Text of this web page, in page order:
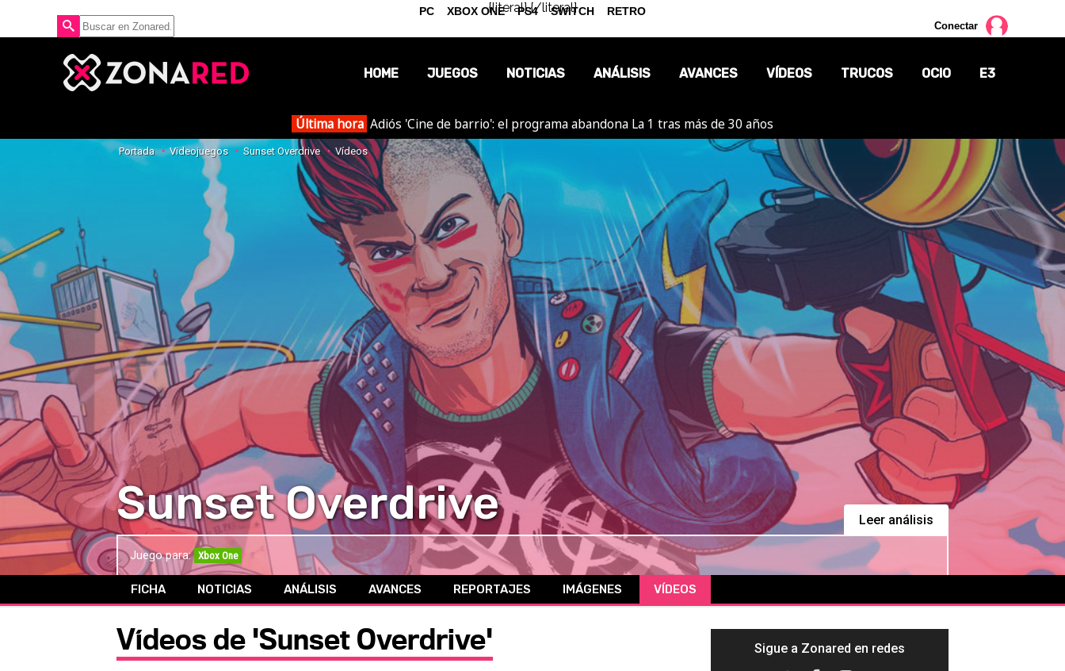
{literal}{/literal}
Conectar
HOME JUEGOS NOTICIAS
OPINIÓN
REPORTAJES
ANÁLISIS AVANCES VÍDEOS TRUCOS OCIO
CÓMICS
MANGA
E3
Última hora Adiós 'Cine de barrio': el programa abandona La 1 tras más de 30 años
Portada Videojuegos Sunset Overdrive Vídeos
Sunset Overdrive Leer análisis
Juego para: Xbox One
FICHA NOTICIAS ANÁLISIS AVANCES REPORTAJES IMÁGENES VÍDEOS
Vídeos de 'Sunset Overdrive' Sigue a Zonared en redes
PC XBOX ONE PS4 SWITCH RETRO